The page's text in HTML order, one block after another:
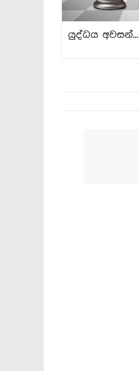
යුද්ධය අවසන්...